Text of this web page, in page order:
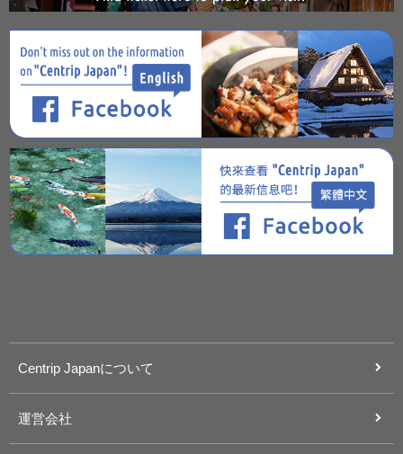
Centrip Japanについて
運営会社